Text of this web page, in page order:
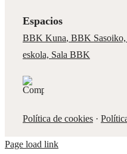
Espacios
BBK Kuna, BBK Sasoiko,
eskola, Sala BBK
Política de cookies·
Page load link